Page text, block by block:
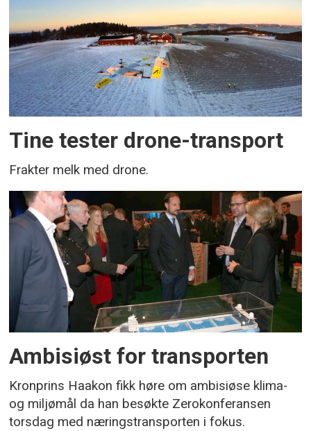
Tine tester drone-transport
Frakter melk med drone.
Ambisiøst for transporten
Kronprins Haakon fikk høre om ambisiøse klima-
og miljømål da han besøkte Zerokonferansen
torsdag med næringstransporten i fokus.